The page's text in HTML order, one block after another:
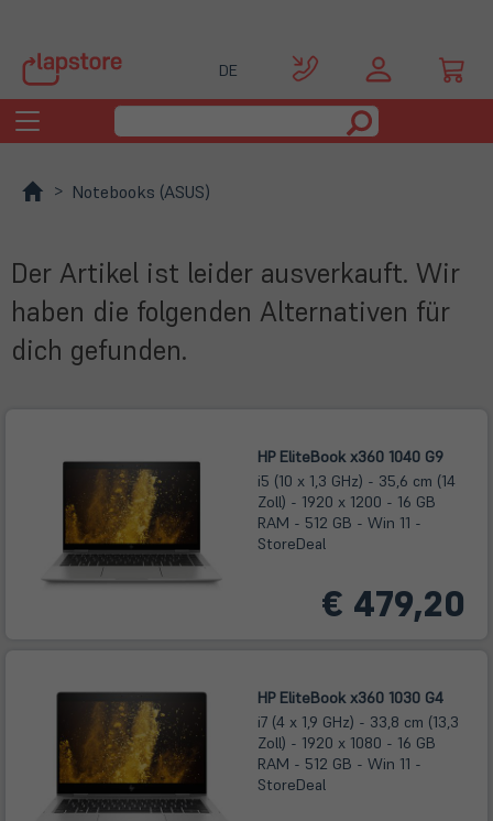
DE
Toggle
navigation
Notebooks (ASUS)
Der Artikel ist leider ausverkauft. Wir
haben die folgenden Alternativen für
dich gefunden.
HP EliteBook x360 1040 G9
i5 (10 x 1,3 GHz) - 35,6 cm (14
Zoll) - 1920 x 1200 - 16 GB
RAM - 512 GB - Win 11 -
StoreDeal
€ 479,20
HP EliteBook x360 1030 G4
i7 (4 x 1,9 GHz) - 33,8 cm (13,3
Zoll) - 1920 x 1080 - 16 GB
RAM - 512 GB - Win 11 -
StoreDeal